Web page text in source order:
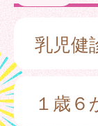
乳児健
１歳６